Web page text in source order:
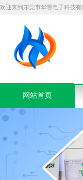
欢迎来到东莞市华贤电子科技有
网站首页